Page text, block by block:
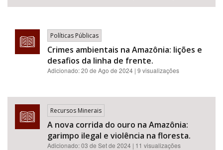
Políticas Públicas
Crimes ambientais na Amazônia: lições e
desafios da linha de frente.
Adicionado:20 de Ago de 2024 | 9 visualizações
Recursos Minerais
A nova corrida do ouro na Amazônia:
garimpo ilegal e violência na floresta.
Adicionado:03 de Set de 2024 | 11 visualizações